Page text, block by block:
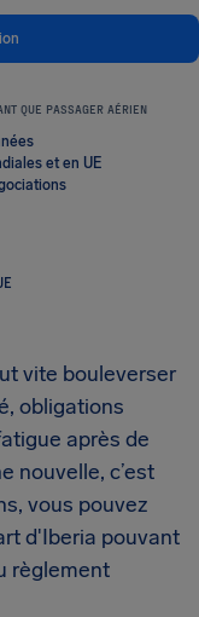
QUE PASSAGER AÉRIEN
et en UE
vite bouleverser
obligations
après de
nouvelle, c’est
vous pouvez
d'Iberia pouvant
règlement